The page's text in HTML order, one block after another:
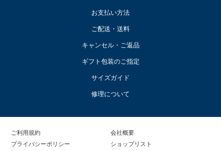
お支払い方法
ご配送・送料
キャンセル・ご返品
ギフト包装のご指定
サイズガイド
修理について
ご利用規約
プライバシーポリシー
会社概要
ショップリスト